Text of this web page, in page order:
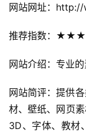
网站网址：
推荐指数：
网站介绍：专业的
网站简评：提供
材、壁纸、网页
3D、字体、教材